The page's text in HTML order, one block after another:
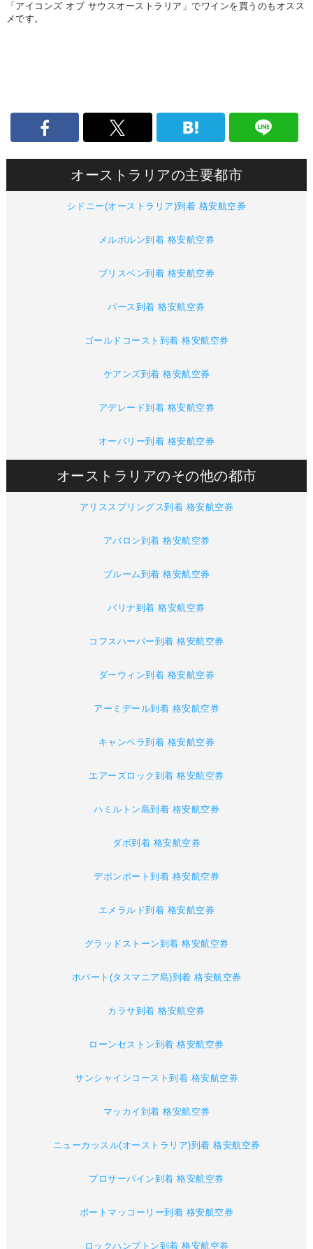
「アイコンズ オブ サウスオーストラリア」でワインを買うのもオスス
メです。
オーストラリアの主要都市
シドニー(オーストラリア)到着 格安航空券
メルボルン到着 格安航空券
ブリスベン到着 格安航空券
パース到着 格安航空券
ゴールドコースト到着 格安航空券
ケアンズ到着 格安航空券
アデレード到着 格安航空券
オーバリー到着 格安航空券
オーストラリアのその他の都市
アリススプリングス到着 格安航空券
アバロン到着 格安航空券
ブルーム到着 格安航空券
バリナ到着 格安航空券
コフスハーバー到着 格安航空券
ダーウィン到着 格安航空券
アーミデール到着 格安航空券
キャンベラ到着 格安航空券
エアーズロック到着 格安航空券
ハミルトン島到着 格安航空券
ダボ到着 格安航空券
デボンポート到着 格安航空券
エメラルド到着 格安航空券
グラッドストーン到着 格安航空券
ホバート(タスマニア島)到着 格安航空券
カラサ到着 格安航空券
ローンセストン到着 格安航空券
サンシャインコースト到着 格安航空券
マッカイ到着 格安航空券
ニューカッスル(オーストラリア)到着 格安航空券
プロサーパイン到着 格安航空券
ポートマッコーリー到着 格安航空券
ロックハンプトン到着 格安航空券